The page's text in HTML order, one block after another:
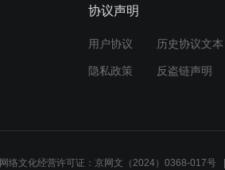
协议声明
用户协议 历史协议文本
隐私政策 反盗链声明
网络文化经营许可证：京网文（2024）0368-017号